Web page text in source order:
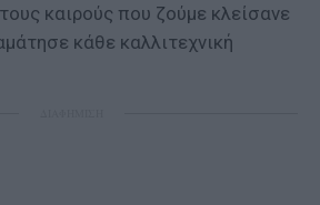
καιρούς που ζούμε κλείσανε
κάθε καλλιτεχνική